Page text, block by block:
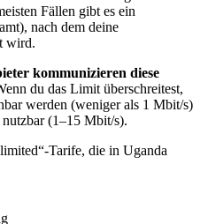
Fällen gibt es ein
nach dem deine
wird.
kommunizieren diese
du das Limit überschreitest,
werden (weniger als 1 Mbit/s)
(1–15 Mbit/s).
Tarife, die in Uganda